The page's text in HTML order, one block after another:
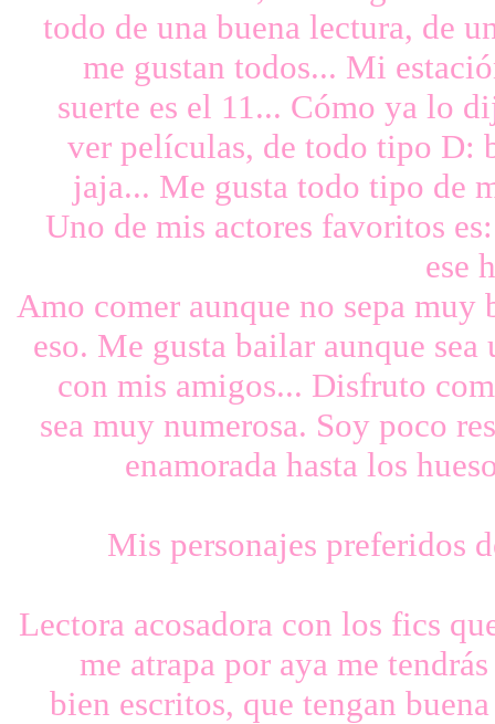
todo de una buena lectura, de
me gustan todos... Mi
suerte es el 11... Cómo ya lo
ver películas, de todo tipo D:
jaja... Me gusta todo tipo de
Uno de mis actores favoritos
ese
Amo comer aunque no sepa muy
eso. Me gusta bailar aunque
con mis amigos... Disfruto
sea muy numerosa. Soy poco
enamorada hasta los
Mis personajes preferidos
Lectora acosadora con los fics
me atrapa por aya me
bien escritos, que tengan